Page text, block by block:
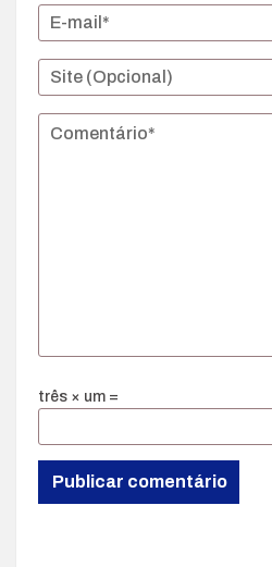
três × um =